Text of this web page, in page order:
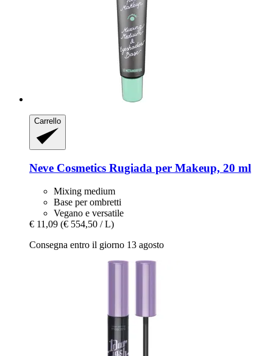
Carrello
Neve Cosmetics Rugiada per Makeup, 20 ml
Mixing medium
Base per ombretti
Vegano e versatile
€ 11,09 (€ 554,50 / L)
Consegna entro il giorno 13 agosto